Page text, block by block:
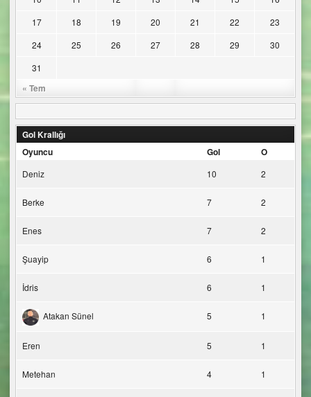
« Tem
17
18 19 20 21 22
23
24
25 26 27 28 29
30
31
Gol Krallığı
Oyuncu
Gol O
Deniz 10 2
Berke 7 2
Enes 7 2
Şuayip 6 1
İdris 6 1
Atakan Sünel 5 1
Eren 5 1
Metehan 4 1